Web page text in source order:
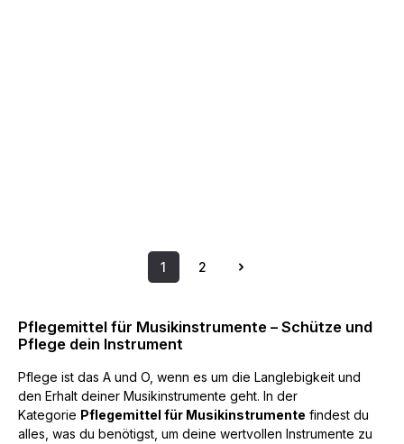
Seite
1
Seite
2
Pflegemittel für Musikinstrumente – Schütze und
Pflege dein Instrument
Pflege ist das A und O, wenn es um die Langlebigkeit und
den Erhalt deiner Musikinstrumente geht. In der
Kategorie Pflegemittel für Musikinstrumente findest du
alles, was du benötigst, um deine wertvollen Instrumente zu